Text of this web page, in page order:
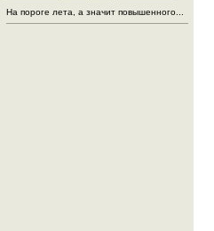
На пороге лета, а значит повышенного...